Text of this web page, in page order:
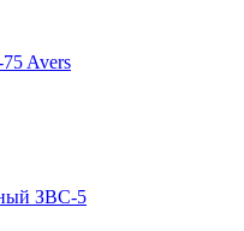
Avers
ЗВС-5